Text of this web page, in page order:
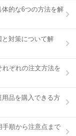
的な6つの方法を解
対策について解
ぞれの注文方法を
品を購入できる方
手順から注意点まで